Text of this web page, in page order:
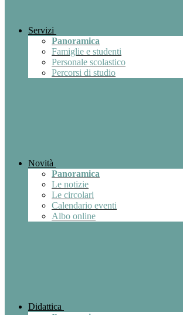
Servizi
Panoramica
Famiglie e studenti
Personale scolastico
Percorsi di studio
Novità
Panoramica
Le notizie
Le circolari
Calendario eventi
Albo online
Didattica